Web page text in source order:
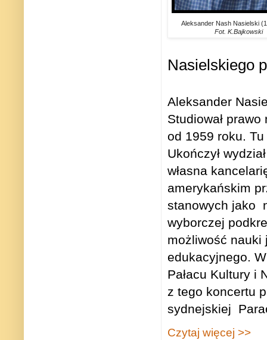
Aleksander Nash Nasielski
Fot. K.Bajkowski
Nasielskiego
Aleksander
Studiował
od 1959 roku.
Ukończył
własna
amerykańskim
stanowych jako
wyborczej
możliwość nauki
edukacyjnego.
Pałacu Kultury i
z tego koncertu
sydnejskiej
Czytaj więcej >>